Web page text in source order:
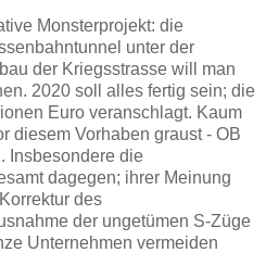
Monsterprojekt: die
unter der
der Kriegsstrasse will man
2020 soll alles fertig sein; die
Euro veranschlagt. Kaum
diesem Vorhaben graust - OB
Insbesondere die
dagegen; ihrer Meinung
des
der ungetümen S-Züge
Unternehmen vermeiden